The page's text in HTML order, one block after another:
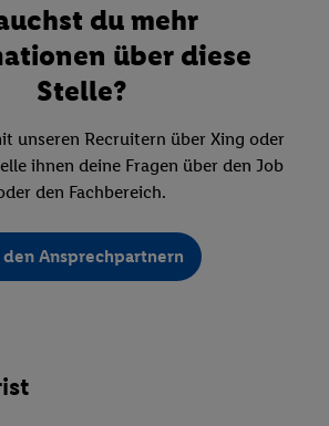
du mehr
über diese
Stelle?
unseren Recruitern über Xing oder
ihnen deine Fragen über den Job
den Fachbereich.
den Ansprechpartnern